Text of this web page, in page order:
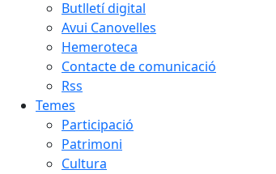
Butlletí digital
Avui Canovelles
Hemeroteca
Contacte de comunicació
Rss
Temes
Participació
Patrimoni
Cultura